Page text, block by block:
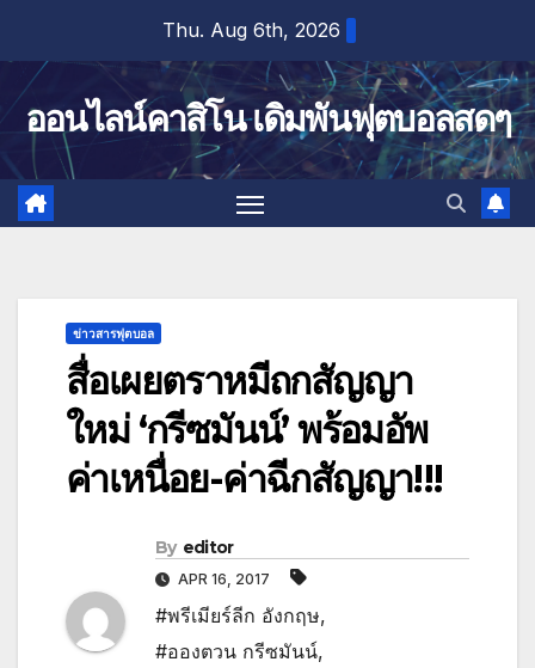
content
Thu. Aug 6th, 2026
ออนไลน์คาสิโน เดิมพันฟุตบอลสดๆ
ข่าวสารฟุตบอล
สื่อเผยตราหมีถกสัญญา
ใหม่ ‘กรีซมันน์’ พร้อมอัพ
ค่าเหนื่อย-ค่าฉีกสัญญา!!!
By editor
APR 16, 2017
#พรีเมียร์ลีก อังกฤษ,
#อองตวน กรีซมันน์,